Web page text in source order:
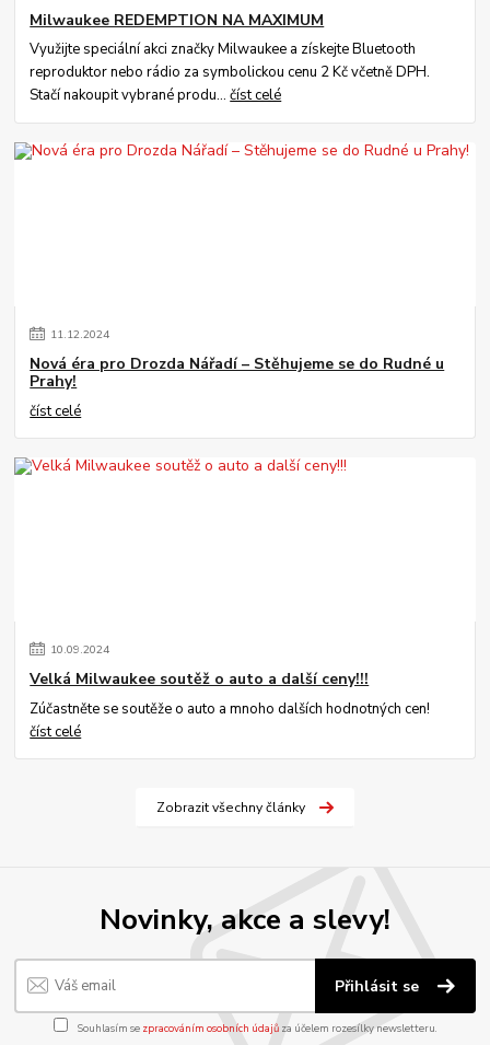
Milwaukee REDEMPTION NA MAXIMUM
Využijte speciální akci značky Milwaukee a získejte Bluetooth
reproduktor nebo rádio za symbolickou cenu 2 Kč včetně DPH.
Stačí nakoupit vybrané produ...číst celé
11.12.2024
Nová éra pro Drozda Nářadí – Stěhujeme se do Rudné u
Prahy!
číst celé
10.09.2024
Velká Milwaukee soutěž o auto a další ceny!!!
Zúčastněte se soutěže o auto a mnoho dalších hodnotných cen!
číst celé
Zobrazit všechny články
Novinky, akce a slevy!
Přihlásit se
Souhlasím se zpracováním osobních údajůza účelem rozesílky newsletteru.